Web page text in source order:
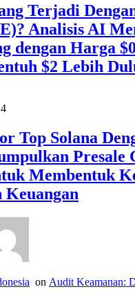
Terjadi
Analisis AI
dengan Harga
$2 Lebih
Top Solana
Presale
Membentuk
Keuangan
on Audit Keamanan: